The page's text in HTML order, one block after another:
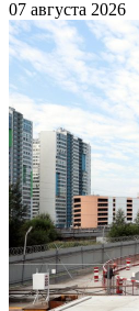
07 августа 2026